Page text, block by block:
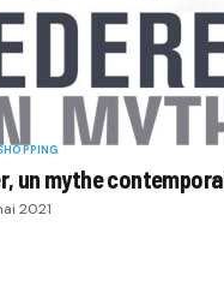
un mythe
2021